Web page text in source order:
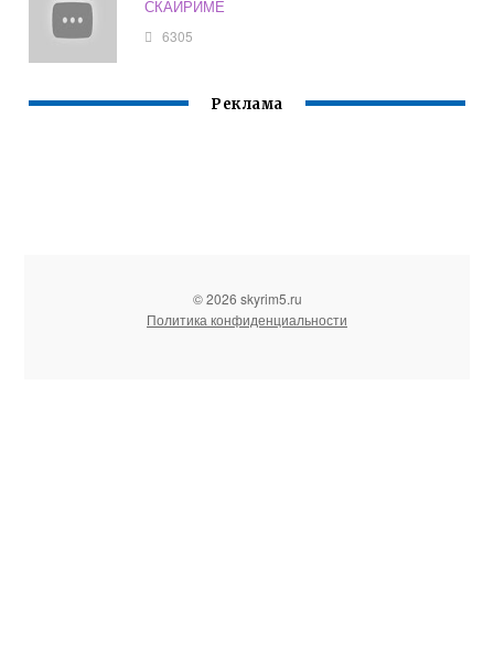
СКАЙРИМЕ
6305
Реклама
© 2026 skyrim5.ru
Политика конфиденциальности